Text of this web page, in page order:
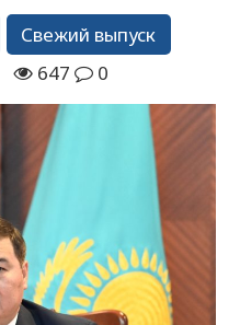
Свежий выпуск
647 0